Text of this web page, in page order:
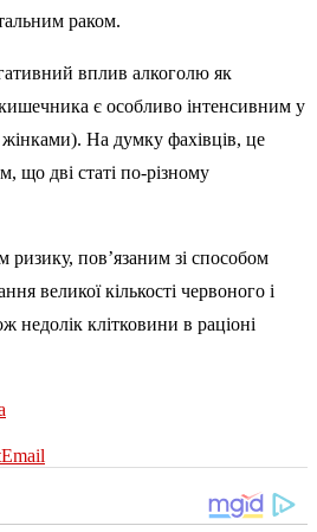
раком.
вплив алкоголю як
є особливо інтенсивним у
жінками). На думку фахівців, це
що дві статі по-різному
пов’язаним зі способом
великої кількості червоного і
недолік клітковини в раціоні
Email